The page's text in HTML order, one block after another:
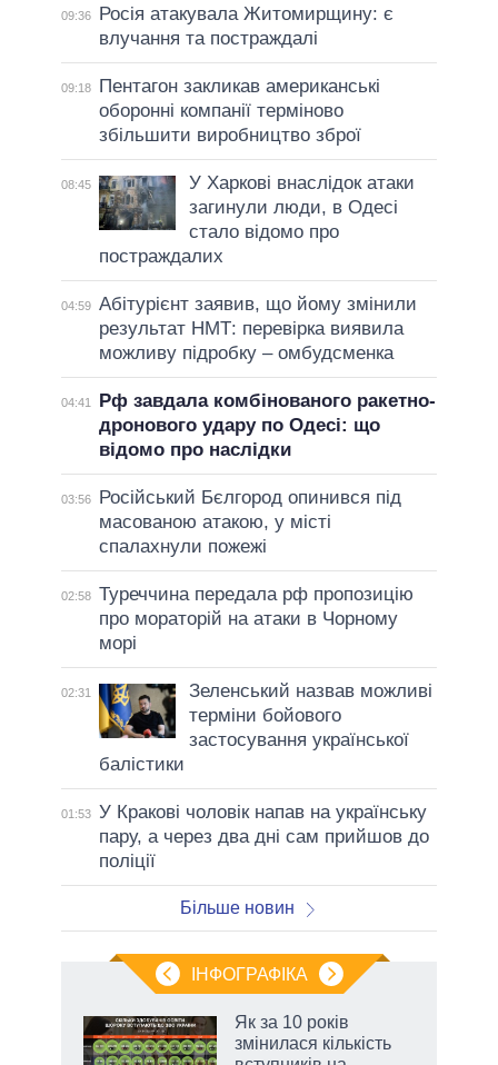
09:36
Росія атакувала Житомирщину: є
влучання та постраждалі
09:18
Пентагон закликав американські
оборонні компанії терміново
збільшити виробництво зброї
08:45
У Харкові внаслідок атаки
загинули люди, в Одесі
стало відомо про
постраждалих
04:59 Абітурієнт заявив, що йому змінили
результат НМТ: перевірка виявила
можливу підробку – омбудсменка
04:41
Рф завдала комбінованого ракетно-
дронового удару по Одесі: що
відомо про наслідки
03:56
Російський Бєлгород опинився під
масованою атакою, у місті
спалахнули пожежі
02:58 Туреччина передала рф пропозицію
про мораторій на атаки в Чорному
морі
02:31
Зеленський назвав можливі
терміни бойового
застосування української
балістики
01:53 У Кракові чоловік напав на українську
пару, а через два дні сам прийшов до
поліції
Більше новин
ІНФОГРАФІКА
Як за 10 років
змінилася кількість